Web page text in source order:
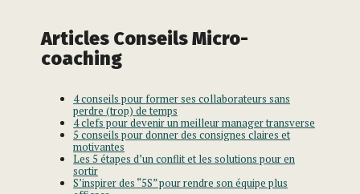
Articles Conseils Micro-
coaching
4 conseils pour former ses collaborateurs sans
perdre (trop) de temps
4 clefs pour devenir un meilleur manager transverse
5 conseils pour donner des consignes claires et
motivantes
Les 5 étapes d’un conflit et les solutions pour en
sortir
S’inspirer des “5S” pour rendre son équipe plus